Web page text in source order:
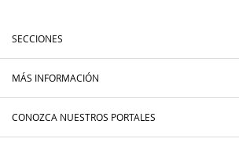
SECCIONES
MÁS INFORMACIÓN
CONOZCA NUESTROS PORTALES